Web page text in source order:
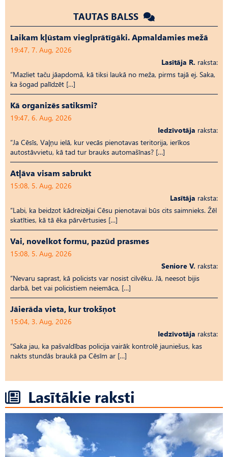
TAUTAS BALSS
Laikam kļūstam vieglprātīgāki. Apmaldamies mežā
19:47, 7. Aug, 2026
Lasītāja R. raksta:
“Mazliet taču jāapdomā, kā tiksi laukā no meža, pirms tajā ej. Saka,
ka šogad palīdzēt […]
Kā organizēs satiksmi?
19:47, 6. Aug, 2026
Iedzīvotāja raksta:
“Ja Cēsīs, Vaļņu ielā, kur vecās pienotavas teritorija, ierīkos
autostāvvietu, kā tad tur brauks automašīnas? […]
Atļāva visam sabrukt
15:08, 5. Aug, 2026
Lasītāja raksta:
“Labi, ka beidzot kādreizējai Cēsu pienotavai būs cits saimnieks. Žēl
skatīties, kā tā ēka pārvērtusies […]
Vai, novelkot formu, pazūd prasmes
15:08, 5. Aug, 2026
Seniore V. raksta:
“Nevaru saprast, kā policists var nosist cilvēku. Jā, neesot bijis
darbā, bet vai policistiem neiemāca, […]
Jāierāda vieta, kur trokšņot
15:04, 3. Aug, 2026
Iedzīvotāja raksta:
“Saka jau, ka pašvaldības policija vairāk kontrolē jauniešus, kas
nakts stundās braukā pa Cēsīm ar […]
Lasītākie raksti